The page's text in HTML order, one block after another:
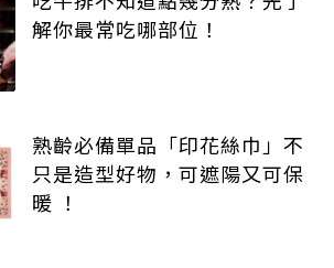
解你最常吃哪部位！
熟齡必備單品「印花絲巾」不
只是造型好物，可遮陽又可保
暖 ！